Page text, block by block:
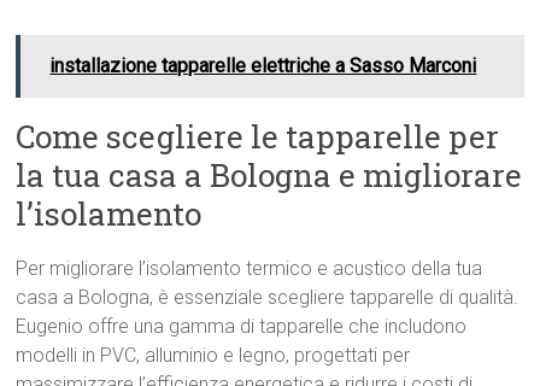
installazione tapparelle elettriche a Sasso Marconi
Come scegliere le tapparelle per
la tua casa a Bologna e migliorare
l’isolamento
Per migliorare l’isolamento termico e acustico della tua
casa a Bologna, è essenziale scegliere tapparelle di qualità.
Eugenio offre una gamma di tapparelle che includono
modelli in PVC, alluminio e legno, progettati per